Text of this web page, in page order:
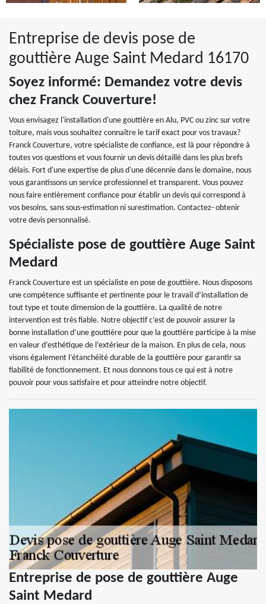
Entreprise de devis pose de
gouttière Auge Saint Medard 16170
Soyez informé: Demandez votre devis
chez Franck Couverture!
Vous envisagez l'installation d'une gouttière en Alu, PVC ou zinc sur votre
toiture, mais vous souhaitez connaître le tarif exact pour vos travaux?
Franck Couverture, votre spécialiste de confiance, est là pour répondre à
toutes vos questions et vous fournir un devis détaillé dans les plus brefs
délais. Fort d'une expertise de plus d'une décennie dans le domaine, nous
vous garantissons un service professionnel et transparent. Vous pouvez
nous faire entièrement confiance pour établir un devis qui correspond à
vos besoins, sans sous-estimation ni surestimation. Contactez- obtenir
votre devis personnalisé.
Spécialiste pose de gouttière Auge Saint
Medard
Franck Couverture est un spécialiste en pose de gouttière. Nous disposons
une compétence suffisante et pertinente pour le travail d’installation de
tout type et toute dimension de la gouttière. La qualité de notre
intervention est très fiable. Notre objectif c’est de pouvoir assurer la
bonne installation d’une gouttière pour que la gouttière participe à la mise
en valeur d’esthétique de l’extérieur de la maison. En plus de cela, nous
visons également l’étanchéité durable de la gouttière pour garantir sa
fiabilité de fonctionnement. Et nous donnons tous ce qui est à notre
pouvoir pour vous satisfaire et pour atteindre notre objectif.
Entreprise de pose de gouttière Auge
Saint Medard